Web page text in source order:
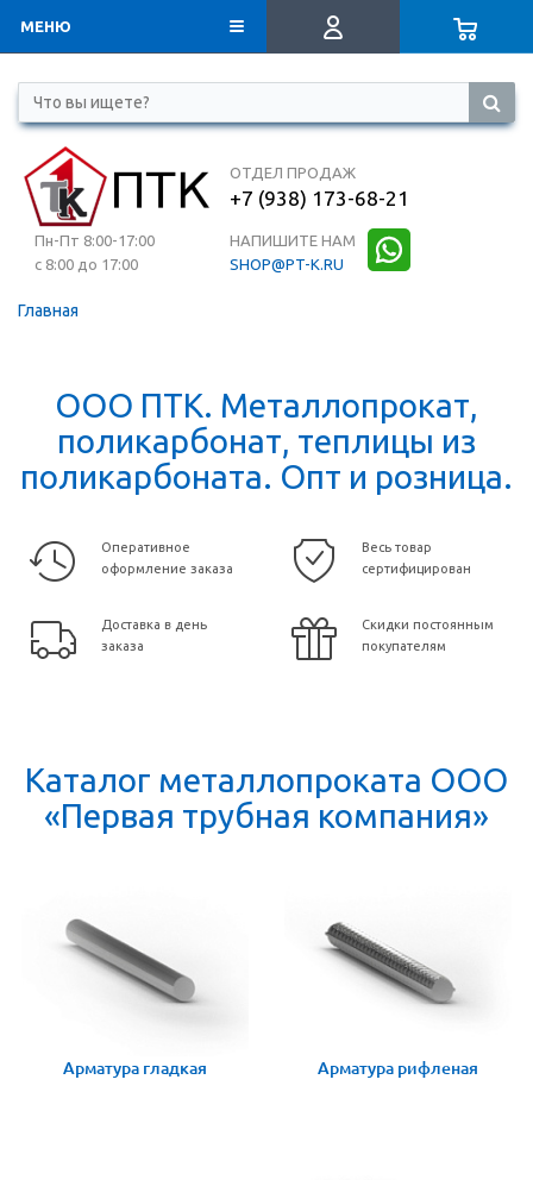
ОТДЕЛ ПРОДАЖ
+7 (938) 173-68-21
Пн-Пт 8:00-17:00
с 8:00 до 17:00
НАПИШИТЕ НАМ
SHOP@PT-K.RU
МЕНЮ
Главная
ООО ПТК. Металлопрокат,
поликарбонат, теплицы из
поликарбоната. Опт и розница.
Оперативное
оформление заказа
Весь товар
сертифицирован
Доставка в день
заказа
Скидки постоянным
покупателям
Каталог металлопроката ООО
«Первая трубная компания»
Арматура гладкая Арматура рифленая